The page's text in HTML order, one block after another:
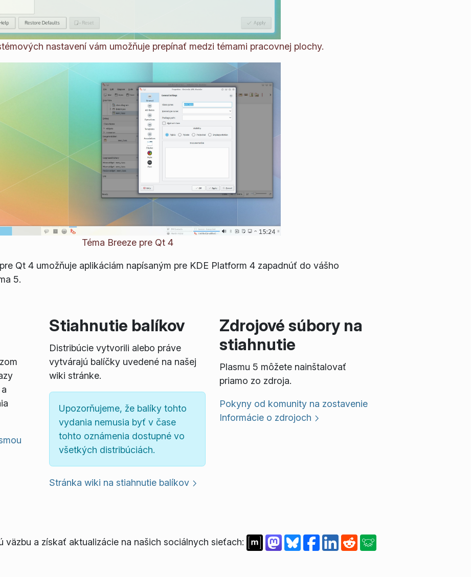
nastavení vám umožňuje prepínať medzi témami pracovnej plochy.
Téma Breeze pre Qt 4
Qt 4 umožňuje aplikáciám napísaným pre KDE Platform 4 zapadnúť do vášho
5.
Stiahnutie balíkov
Distribúcie vytvorili alebo práve
vytvárajú balíčky uvedené na našej
wiki stránke.
Upozorňujeme, že balíky tohto
vydania nemusia byť v čase
tohto oznámenia dostupné vo
všetkých distribúciách.
Stránka wiki na stiahnutie balíkov
Zdrojové súbory na
stiahnutie
Plasmu 5 môžete nainštalovať
priamo zo zdroja.
Pokyny od komunity na zostavenie
Informácie o zdrojoch
väzbu a získať aktualizácie na našich sociálnych sieťach: